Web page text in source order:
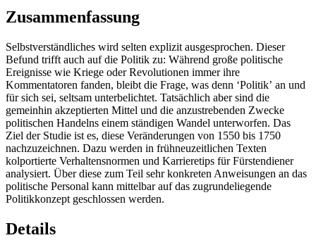
Zusammenfassung
Selbstverständliches wird selten explizit ausgesprochen. Dieser
Befund trifft auch auf die Politik zu: Während große politische
Ereignisse wie Kriege oder Revolutionen immer ihre
Kommentatoren fanden, bleibt die Frage, was denn ‘Politikʼ an und
für sich sei, seltsam unterbelichtet. Tatsächlich aber sind die
gemeinhin akzeptierten Mittel und die anzustrebenden Zwecke
politischen Handelns einem ständigen Wandel unterworfen. Das
Ziel der Studie ist es, diese Veränderungen von 1550 bis 1750
nachzuzeichnen. Dazu werden in frühneuzeitlichen Texten
kolportierte Verhaltensnormen und Karrieretips für Fürstendiener
analysiert. Über diese zum Teil sehr konkreten Anweisungen an das
politische Personal kann mittelbar auf das zugrundeliegende
Politikkonzept geschlossen werden.
Details